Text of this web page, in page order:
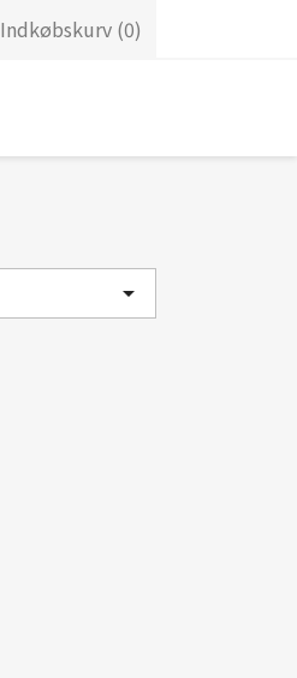
Indkøbskurv (0)
